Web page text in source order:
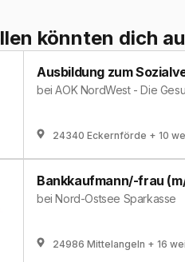
könnten dich
Ausbildung zum
beiAOK NordWest - Die
24340 Eckernförde + 10
Bankkaufmann/-frau
bei Nord-Ostsee Sparkasse
24986 Mittelangeln + 16